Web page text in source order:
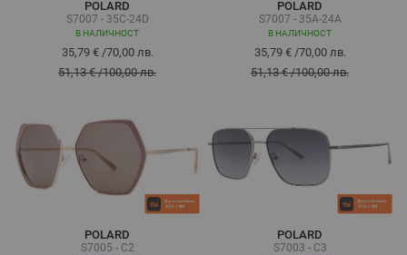
POLARD
S7007 - 35C-24D
В НАЛИЧНОСТ
35,79 €/70,00 лв.
51,13 €/100,00 лв.
POLARD
S7007 - 35A-24A
В НАЛИЧНОСТ
35,79 €/70,00 лв.
51,13 €/100,00 лв.
POLARD
S7005 - C2
POLARD
S7003 - C3